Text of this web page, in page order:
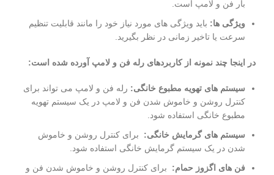
بار فن و لامپ است.
ویژگی ها: باید ویژگی های مورد نیاز خود را مانند قابلیت تنظیم
سرعت یا تاخیر زمانی در نظر بگیرید.
در اینجا چند نمونه از کاربردهای رله فن و لامپ آورده شده است:
سیستم های تهویه مطبوع خانگی: رله فن و لامپ می تواند برای
کنترل روشن و خاموش شدن فن و لامپ در یک سیستم تهویه
مطبوع خانگی استفاده شود.
سیستم های گرمایش خانگی: برای کنترل روشن و خاموش
شدن در یک سیستم گرمایش خانگی استفاده شود.
فن های اگزوز حمام: برای کنترل روشن و خاموش شدن فن و